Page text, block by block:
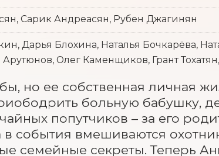
Сарик Андреасян, Рубен Джагинян
Дарья Блохина, Наталья Бочкарёва,
Олег Каменщиков, Грант
но ее собственная личная
больную бабушку,
попутчиков – за его
в события вмешиваются
семейные секреты. Теперь